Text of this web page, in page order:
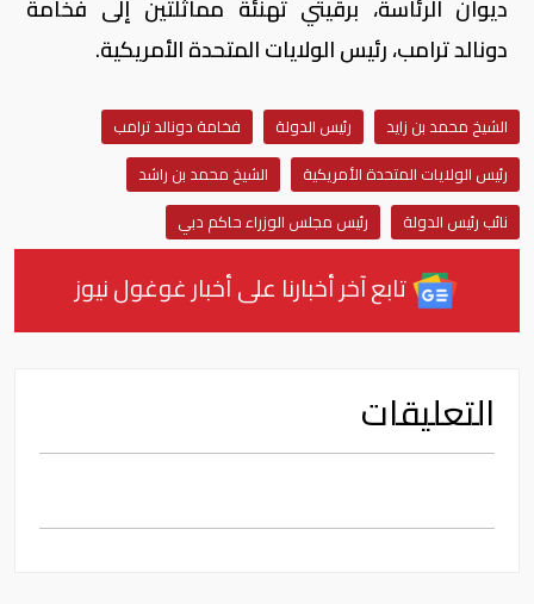
ديوان الرئاسة، برقيتي تهنئة مماثلتين إلى فخامة
دونالد ترامب، رئيس الولايات المتحدة الأمريكية.
الشيخ محمد بن زايد رئيس الدولة
فخامة دونالد ترامب
رئيس الولايات المتحدة الأمريكية
الشيخ محمد بن راشد
نائب رئيس الدولة
رئيس مجلس الوزراء حاكم دبي
تابع آخر أخبارنا على أخبار غوغول نيوز
التعليقات